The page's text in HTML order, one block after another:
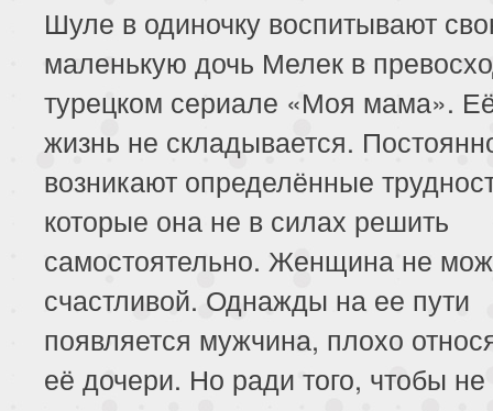
Шуле в одиночку воспитывают
маленькую дочь Мелек в
турецком сериале «Моя мама».
жизнь не складывается.
возникают определённые
которые она не в силах решить
самостоятельно. Женщина не
счастливой. Однажды на ее пути
появляется мужчина, плохо
её дочери. Но ради того, чтобы